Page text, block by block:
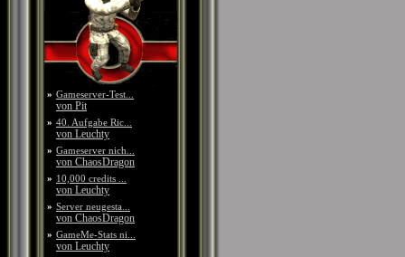
» Gameserver-Test...
von Pit
» 40. Aufgabe Ric...
von Leuchty
» Gameserver nich...
von ChaosDragon
» 10,000 credits ...
von Leuchty
» Server neugesta...
von ChaosDragon
» GameMe-Stats ni...
von Leuchty